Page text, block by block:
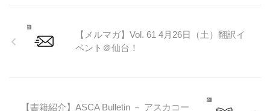
【メルマガ】Vol. 61 4月26日（土）翻訳イ
ベント＠仙台！
【書籍紹介】ASCA Bulletin － アスカコー